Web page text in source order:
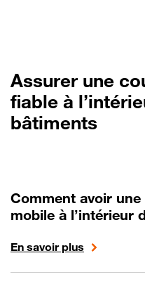
Assurer une
fiable à
bâtiments
Comment avoir
mobile à l’intérieur
En savoir plus